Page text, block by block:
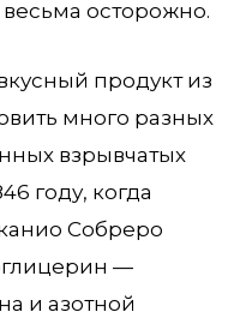
осторожно.
продукт из
много разных
взрывчатых
году, когда
Собреро
—
и азотной